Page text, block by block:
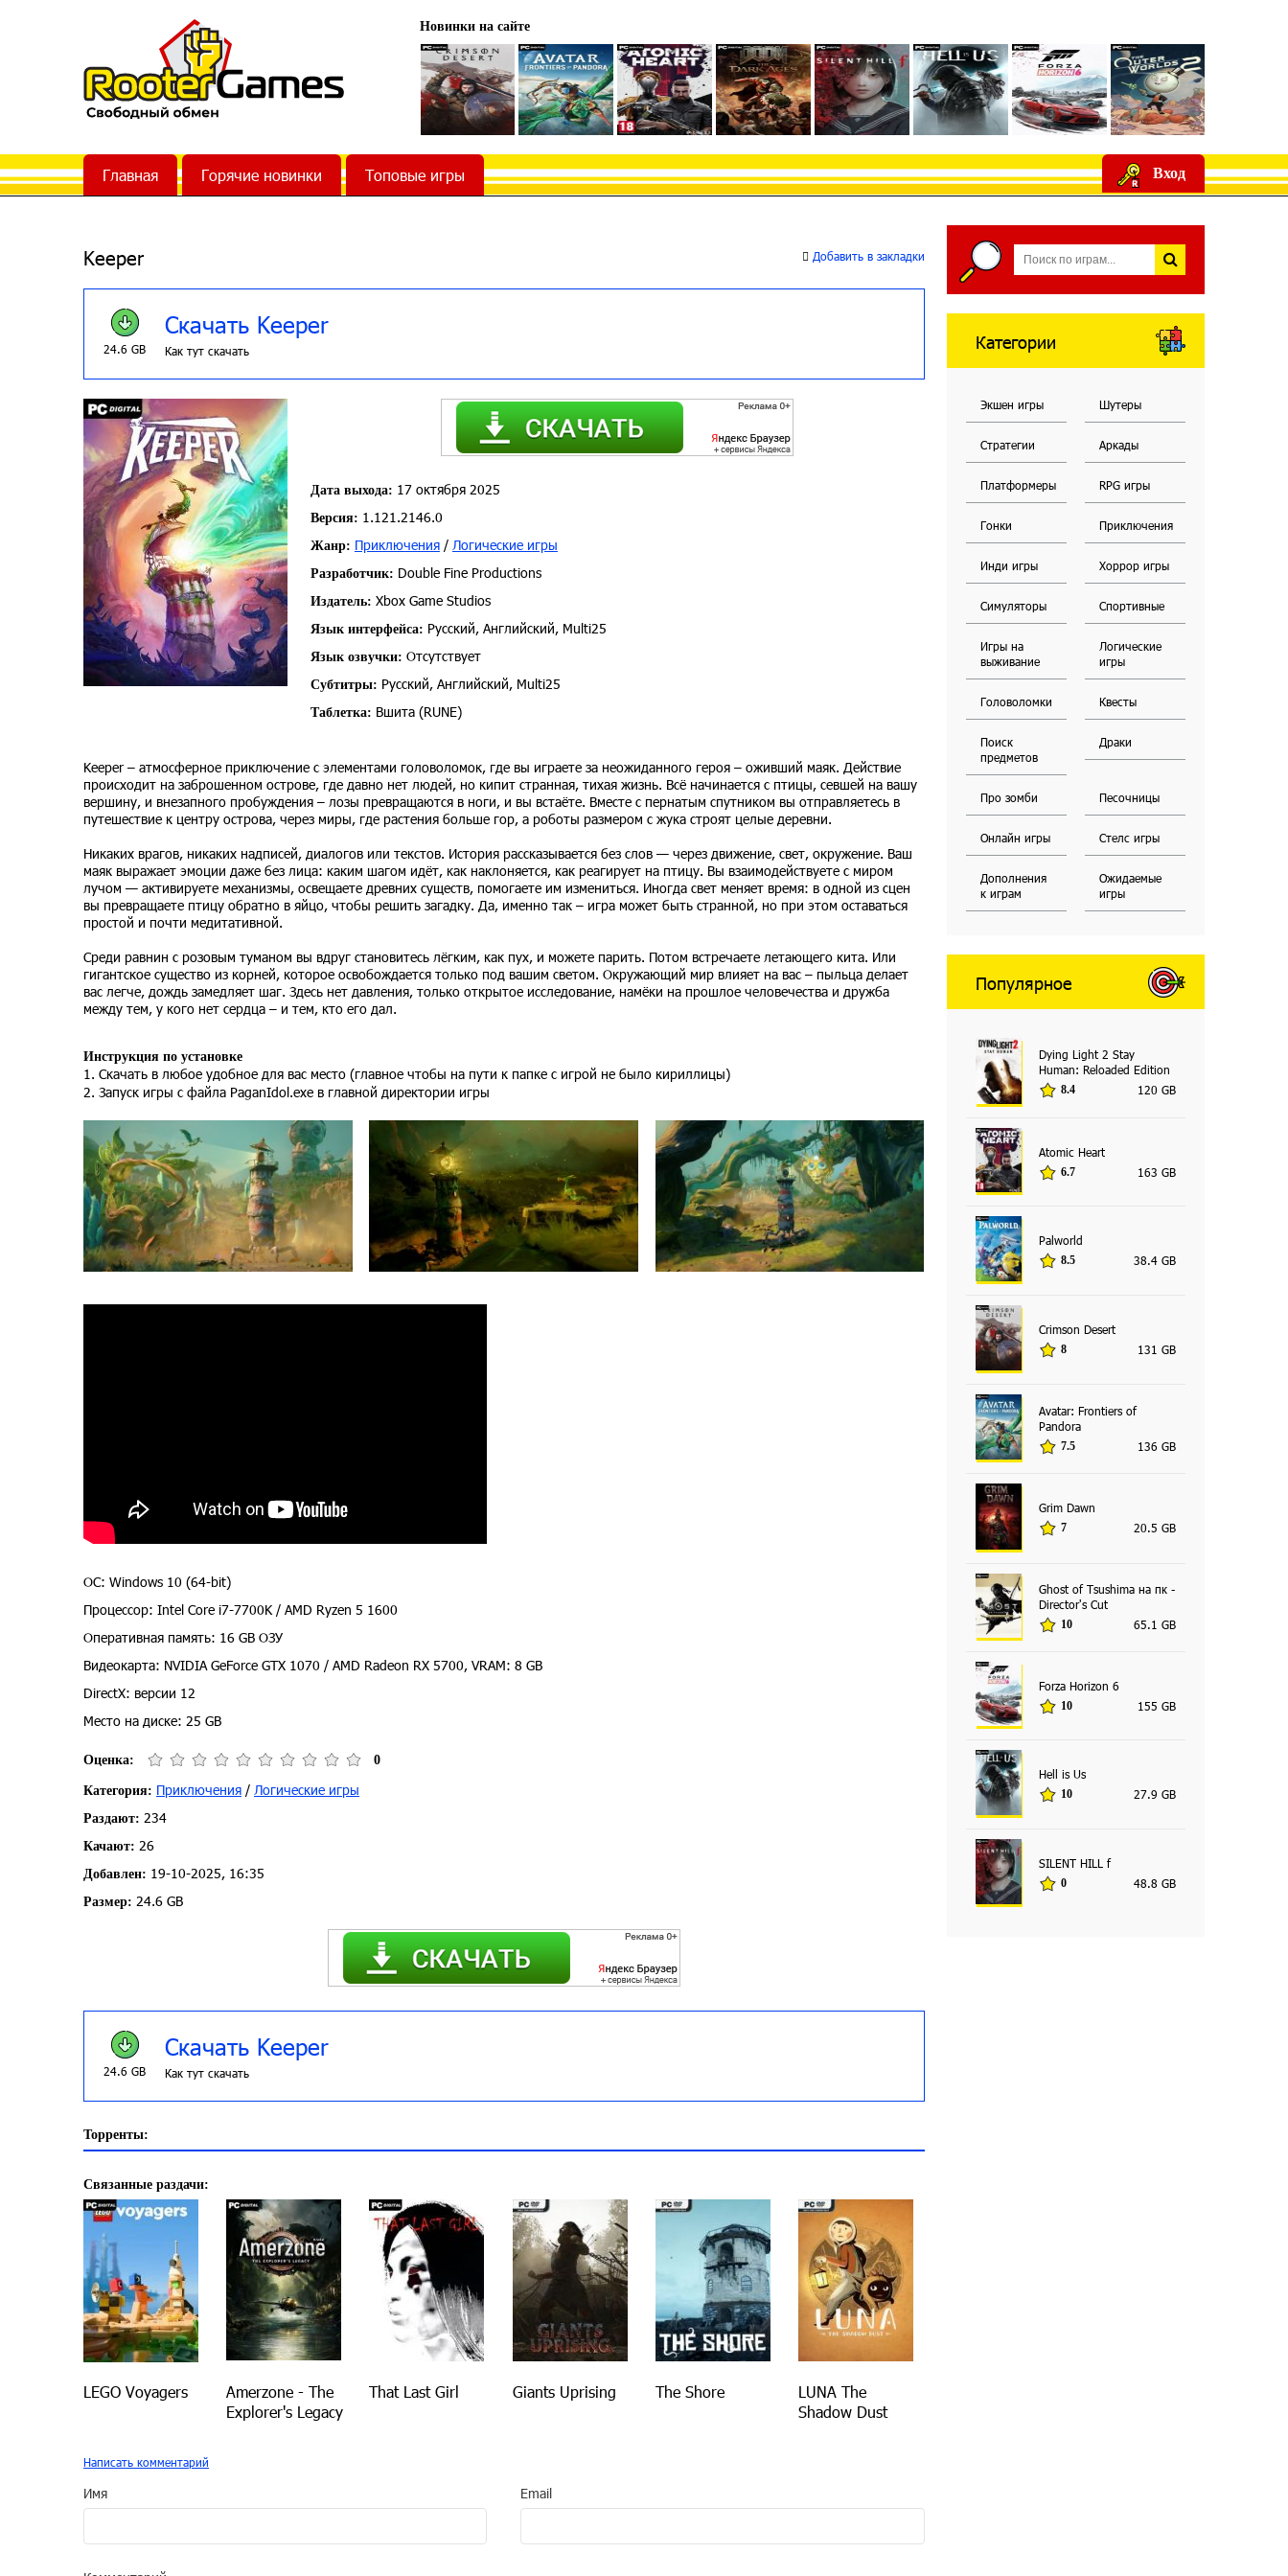
Новинки на сайте
Главная Горячие новинки Топовые игры Вход
Keeper Добавить в закладки
24.6 GB
Скачать Keeper
Как тут скачать
Дата выхода: 17 октября 2025
Версия: 1.121.2146.0
Жанр: Приключения/ Логические игры
Разработчик: Double Fine Productions
Издатель: Xbox Game Studios
Язык интерфейса: Русский, Английский, Multi25
Язык озвучки: Отсутствует
Субтитры: Русский, Английский, Multi25
Таблетка: Вшита (RUNE)
Keeper – атмосферное приключение с элементами головоломок, где вы играете за неожиданного героя – оживший маяк. Действие
происходит на заброшенном острове, где давно нет людей, но кипит странная, тихая жизнь. Всё начинается с птицы, севшей на вашу
вершину, и внезапного пробуждения – лозы превращаются в ноги, и вы встаёте. Вместе с пернатым спутником вы отправляетесь в
путешествие к центру острова, через миры, где растения больше гор, а роботы размером с жука строят целые деревни.
Никаких врагов, никаких надписей, диалогов или текстов. История рассказывается без слов — через движение, свет, окружение. Ваш
маяк выражает эмоции даже без лица: каким шагом идёт, как наклоняется, как реагирует на птицу. Вы взаимодействуете с миром
лучом — активируете механизмы, освещаете древних существ, помогаете им измениться. Иногда свет меняет время: в одной из сцен
вы превращаете птицу обратно в яйцо, чтобы решить загадку. Да, именно так – игра может быть странной, но при этом оставаться
простой и почти медитативной.
Среди равнин с розовым туманом вы вдруг становитесь лёгким, как пух, и можете парить. Потом встречаете летающего кита. Или
гигантское существо из корней, которое освобождается только под вашим светом. Окружающий мир влияет на вас – пыльца делает
вас легче, дождь замедляет шаг. Здесь нет давления, только открытое исследование, намёки на прошлое человечества и дружба
между тем, у кого нет сердца – и тем, кто его дал.
Инструкция по установке
1. Скачать в любое удобное для вас место (главное чтобы на пути к папке с игрой не было кириллицы)
2. Запуск игры с файла PaganIdol.exe в главной директории игры
ОС: Windows 10 (64-bit)
Процессор: Intel Core i7-7700K / AMD Ryzen 5 1600
Оперативная память: 16 GB ОЗУ
Видеокарта: NVIDIA GeForce GTX 1070 / AMD Radeon RX 5700, VRAM: 8 GB
DirectX: версии 12
Место на диске: 25 GB
Оценка: 0
Категория: Приключения / Логические игры
Раздают: 234
Качают: 26
Добавлен: 19-10-2025, 16:35
Размер: 24.6 GB
24.6 GB
Скачать Keeper
Как тут скачать
Торренты:
Связанные раздачи:
LEGO Voyagers
Amerzone - The
Explorer's Legacy
That Last Girl Giants Uprising The Shore
LUNA The
Shadow Dust
Написать комментарий
Имя Email
Категории
Экшен игры Шутеры
Стратегии Аркады
Платформеры RPG игры
Гонки Приключения
Инди игры Хоррор игры
Симуляторы Спортивные
Игры на
выживание
Логические
игры
Головоломки Квесты
Поиск
предметов
Драки
Про зомби Песочницы
Онлайн игры Стелс игры
Дополнения
к играм
Ожидаемые
игры
Популярное
Dying Light 2 Stay
Human: Reloaded Edition
8.4 120 GB
Atomic Heart
6.7 163 GB
Palworld
8.5 38.4 GB
Crimson Desert
8 131 GB
Avatar: Frontiers of
Pandora
7.5 136 GB
Grim Dawn
7 20.5 GB
Ghost of Tsushima на пк -
Director's Cut
10 65.1 GB
Forza Horizon 6
10 155 GB
Hell is Us
10 27.9 GB
SILENT HILL f
0 48.8 GB